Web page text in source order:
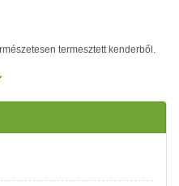
termesztett kenderből.